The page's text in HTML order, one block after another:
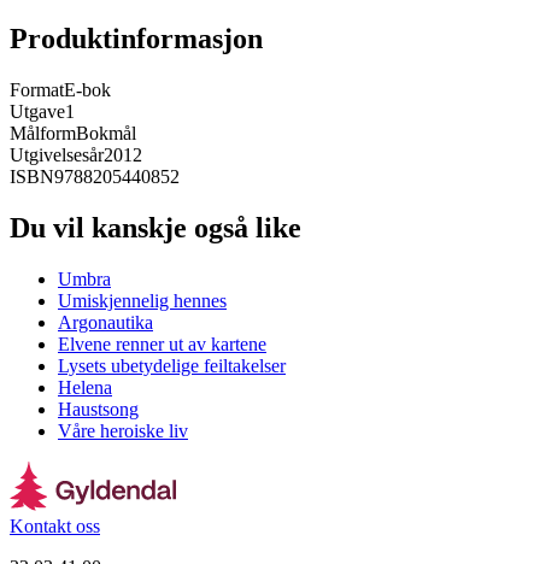
Produktinformasjon
FormatE-bok
Utgave1
MålformBokmål
Utgivelsesår2012
ISBN9788205440852
Du vil kanskje også like
Umbra
Umiskjennelig hennes
Argonautika
Elvene renner ut av kartene
Lysets ubetydelige feiltakelser
Helena
Haustsong
Våre heroiske liv
Kontakt oss